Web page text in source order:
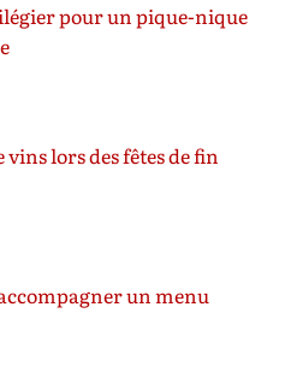
pour un pique-nique
lors des fêtes de fin
un menu